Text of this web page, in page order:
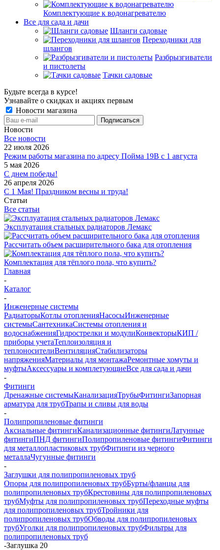
Комплектующие к водонагревателю
Все для сада и дачи
Шланги садовые
Переходники для
шлангов
Разбрызгиватели
и пистолеты
Тачки садовые
Будьте всегда в курсе!
Узнавайте о скидках и акциях первым
Новости магазина
Новости
Все новости
22 июля 2026
Режим работы магазина по адресу Пойма 19В с 1 августа
5 мая 2026
С днем победы!
26 апреля 2026
С 1 Мая! Праздником весны и труда!
Статьи
Все статьи
Эксплуатация стальных радиаторов Лемакс
Рассчитать объем расширительного бака для отопления
Комплектация для тёплого пола, что купить?
Главная
-
Каталог
-
Инженерные системы
РадиаторыКотлы отопленияНасосыИнженерные
системыСантехникаСистемы отопления и
водоснабженияГидрострелки и модулиКонвекторыКИП /
приборы учетаТеплоизоляция и
теплоносителиВентиляцияСтабилизаторы
напряженияМатериалы для монтажаРемонтные хомуты и
муфтыАксессуары и комплетующиеВсе для сада и дачи
-
Фитинги
Дренажные системыКанализацияТрубыФитингиЗапорная
арматура для трубТрапы и сливы для воды
-
Полипропиленовые фитинги
Аксиальные фитингиКанализационные фитингиЛатунные
фитингиПНД фитингиПолипропиленовые фитингиФитинги
для металлопластиковых трубФитинги из черного
металлаЧугунные фитинги
-
Заглушки для полипропиленовых труб
Опоры для полипропиленовых трубБурты/фланцы для
полипропиленовых трубКрестовины для полипропиленовых
трубМуфты для полипропиленовых трубПереходные муфты
для полипропиленовых трубТройники для
полипропиленовых трубОбводы для полипропиленовых
трубУголки для полипропиленовых трубФильтры для
полипропиленовых труб
-Заглушка 20